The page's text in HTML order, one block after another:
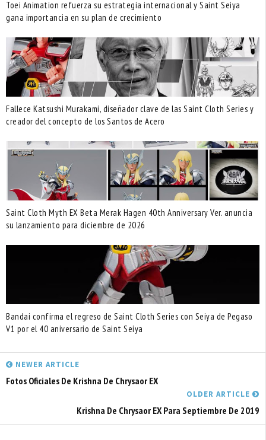
Toei Animation refuerza su estrategia internacional y Saint Seiya
gana importancia en su plan de crecimiento
Fallece Katsushi Murakami, diseñador clave de las Saint Cloth Series y
creador del concepto de los Santos de Acero
Saint Cloth Myth EX Beta Merak Hagen 40th Anniversary Ver. anuncia
su lanzamiento para diciembre de 2026
Bandai confirma el regreso de Saint Cloth Series con Seiya de Pegaso
V1 por el 40 aniversario de Saint Seiya
NEWER ARTICLE
Fotos Oficiales De Krishna De Chrysaor EX
OLDER ARTICLE
Krishna De Chrysaor EX Para Septiembre De 2019